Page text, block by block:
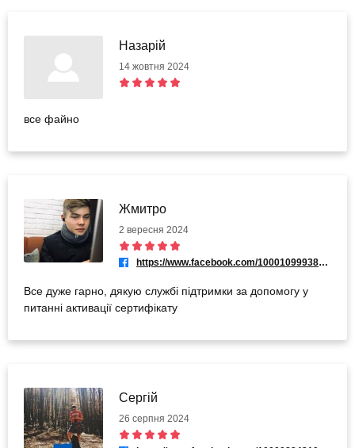
Назарій
14 жовтня 2024
все файно
Жмитро
2 вересня 2024
https://www.facebook.com/100010999388698
Все дуже гарно, дякую службі підтримки за допомогу у
питанні активації сертифікату
Сергій
26 серпня 2024